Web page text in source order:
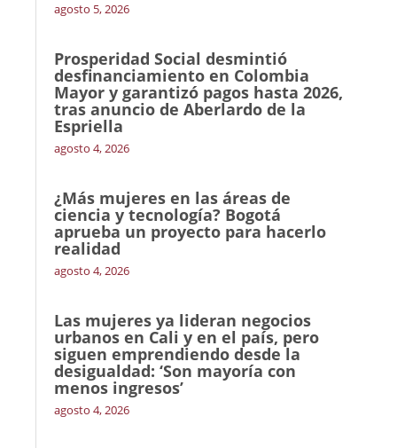
agosto 5, 2026
Prosperidad Social desmintió
desfinanciamiento en Colombia
Mayor y garantizó pagos hasta 2026,
tras anuncio de Aberlardo de la
Espriella
agosto 4, 2026
¿Más mujeres en las áreas de
ciencia y tecnología? Bogotá
aprueba un proyecto para hacerlo
realidad
agosto 4, 2026
Las mujeres ya lideran negocios
urbanos en Cali y en el país, pero
siguen emprendiendo desde la
desigualdad: ‘Son mayoría con
menos ingresos’
agosto 4, 2026